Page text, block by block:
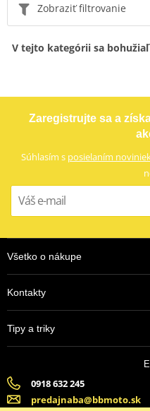
Zobraziť filtrovanie
V tejto kategórii sa
Zaregistrujte sa a
Súhlasím s posielaním
Všetko o nákupe
Kontakty
Tipy a triky
0918 632 245
predajnaba@bbmoto.sk